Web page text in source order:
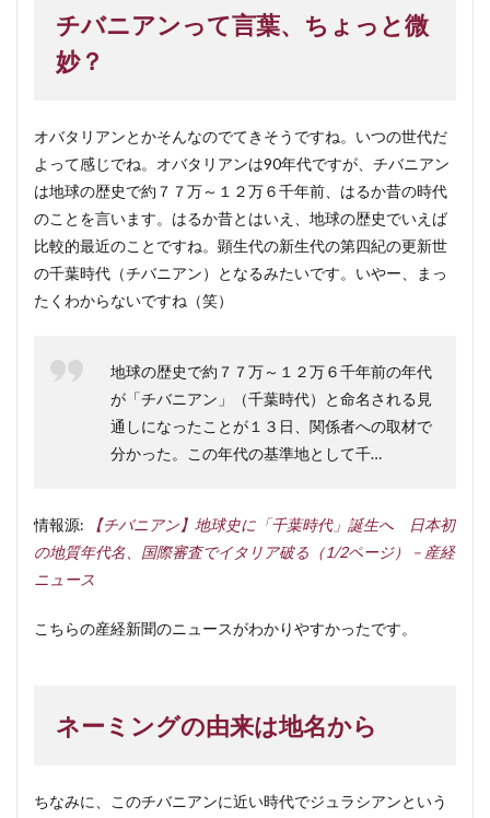
チバニアンって言葉、ちょっと微
妙？
オバタリアンとかそんなのでてきそうですね。いつの世代だ
よって感じでね。オバタリアンは90年代ですが、チバニアン
は地球の歴史で約７７万～１２万６千年前、はるか昔の時代
のことを言います。はるか昔とはいえ、地球の歴史でいえば
比較的最近のことですね。顕生代の新生代の第四紀の更新世
の千葉時代（チバニアン）となるみたいです。いやー、まっ
たくわからないですね（笑）
地球の歴史で約７７万～１２万６千年前の年代
が「チバニアン」（千葉時代）と命名される見
通しになったことが１３日、関係者への取材で
分かった。この年代の基準地として千…
情報源:
【チバニアン】地球史に「千葉時代」誕生へ 日本初
の地質年代名、国際審査でイタリア破る（1/2ページ） – 産経
ニュース
こちらの産経新聞のニュースがわかりやすかったです。
ネーミングの由来は地名から
ちなみに、このチバニアンに近い時代でジュラシアンという